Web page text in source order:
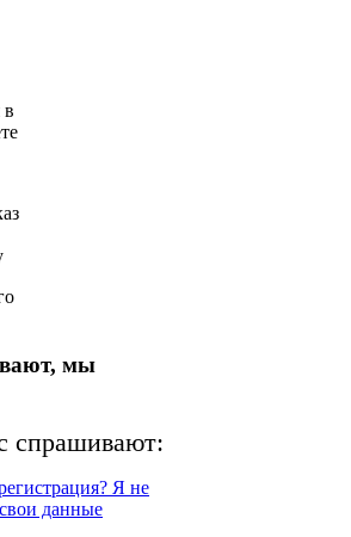
в
мы
спрашивают:
Я не
данные